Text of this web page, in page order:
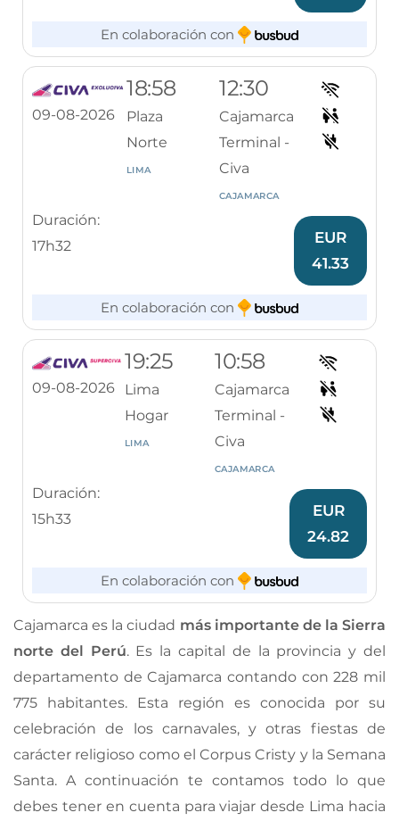
En colaboración con
09-08-2026
18:58
Plaza
Norte
LIMA
12:30
Cajamarca
Terminal -
Civa
CAJAMARCA
Duración:
17h32
EUR
41.33
En colaboración con
09-08-2026
19:25
Lima
Hogar
LIMA
10:58
Cajamarca
Terminal -
Civa
CAJAMARCA
Duración:
15h33
EUR
24.82
En colaboración con
Cajamarca es la ciudad más importante de la Sierra
norte del Perú. Es la capital de la provincia y del
departamento de Cajamarca contando con 228 mil
775 habitantes. Esta región es conocida por su
celebración de los carnavales, y otras fiestas de
carácter religioso como el Corpus Cristy y la Semana
Santa. A continuación te contamos todo lo que
debes tener en cuenta para viajar desde Lima hacia